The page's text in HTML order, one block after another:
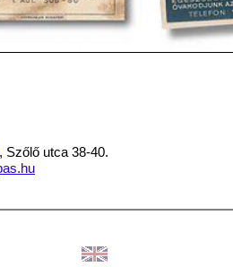
, Szőlő utca 38-40.